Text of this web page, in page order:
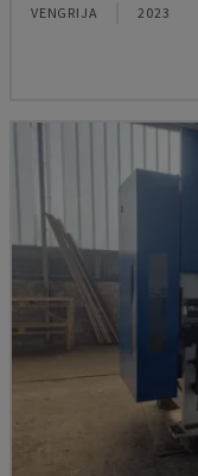
VENGRIJA 2023